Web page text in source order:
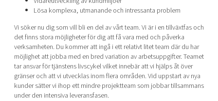
Lösa komplexa, utmanande och intressanta problem
Vi söker nu dig som vill bli en del av vårt team. Vi är i en tillväxtfas och
det finns stora möjligheter för dig att få vara med och påverka
verksamheten. Du kommer att ingå i ett relativt litet team där du har
möjlighet att jobba med en bred variation av arbetsuppgifter. Teamet
tar ansvar för tjänstens livscykel vilket innebär att vi hjälps åt över
gränser och att vi utvecklas inom flera områden. Vid uppstart av nya
kunder sätter vi ihop ett mindre projektteam som jobbar tillsammans
under den intensiva leveransfasen.